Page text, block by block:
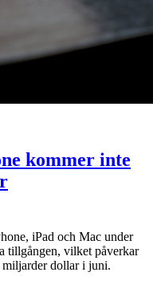
kommer inte
iPad och Mac under
tillgången, vilket påverkar
miljarder dollar i juni.